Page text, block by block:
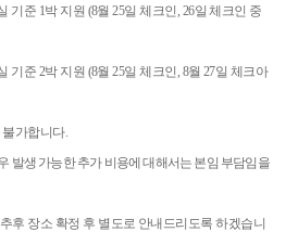
기준 1박 지원 (8월25일 체크인, 26일 체크인 중
기준 2박 지원 (8월25일 체크인, 8월27일 체크아
불가합니다.
발생 가능한 추가 비용에 대해서는 본임 부담임을
후 장소 확정 후 별도로 안내드리도록 하겠습니